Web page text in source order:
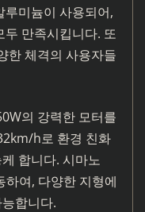
루미늄이 사용되어,
만족시킵니다. 또
한 체격의 사용자들
의 강력한 모터를
h로 환경 친화
합니다. 시마노
여, 다양한 지형에
합니다.